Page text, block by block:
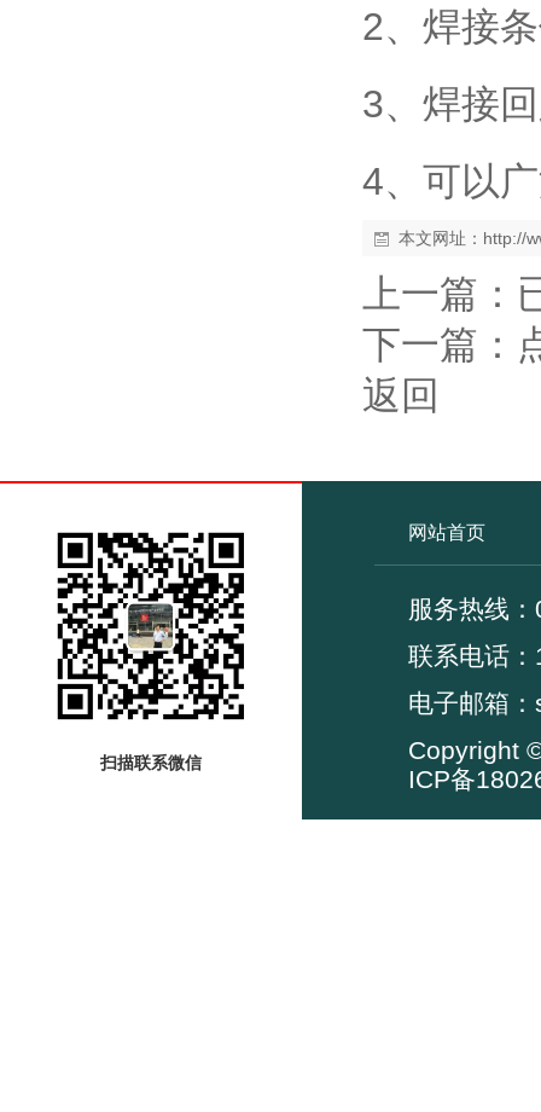
2、焊接
3、焊接
4、可以
本文网址： http://
上一篇：
下一篇：
返回
扫描联系微信
网站首页
服务热线
联系
电子邮箱
Copyright
ICP备